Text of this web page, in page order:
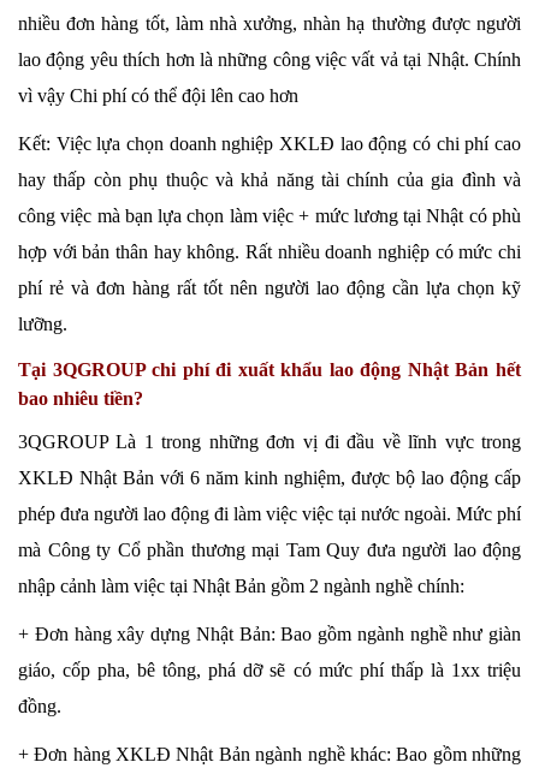
nhiều đơn hàng tốt, làm nhà xưởng, nhàn hạ thường được người
lao động yêu thích hơn là những công việc vất vả tại Nhật. Chính
vì vậy Chi phí có thể đội lên cao hơn
Kết: Việc lựa chọn doanh nghiệp XKLĐ lao động có chi phí cao
hay thấp còn phụ thuộc và khả năng tài chính của gia đình và
công việc mà bạn lựa chọn làm việc + mức lương tại Nhật có phù
hợp với bản thân hay không. Rất nhiều doanh nghiệp có mức chi
phí rẻ và đơn hàng rất tốt nên người lao động cần lựa chọn kỹ
lưỡng.
Tại 3QGROUP chi phí đi xuất khẩu lao động Nhật Bản hết
bao nhiêu tiền?
3QGROUP Là 1 trong những đơn vị đi đầu về lĩnh vực trong
XKLĐ Nhật Bản với 6 năm kinh nghiệm, được bộ lao động cấp
phép đưa người lao động đi làm việc việc tại nước ngoài. Mức phí
mà Công ty Cổ phần thương mại Tam Quy đưa người lao động
nhập cảnh làm việc tại Nhật Bản gồm 2 ngành nghề chính:
+ Đơn hàng xây dựng Nhật Bản: Bao gồm ngành nghề như giàn
giáo, cốp pha, bê tông, phá dỡ sẽ có mức phí thấp là 1xx triệu
đồng.
+ Đơn hàng XKLĐ Nhật Bản ngành nghề khác: Bao gồm những